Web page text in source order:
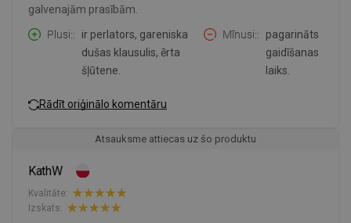
galvenajām prasībām.
Plusi:
ir perlators, gareniska
dušas klausulis, ērta
šļūtene.
Mīnusi:
pagarināts
gaidīšanas
laiks.
Rādīt oriģinālo komentāru
Atsauksme attiecas uz šo produktu
KathW
Kvalitāte:
Izskats: